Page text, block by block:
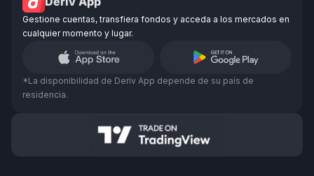
Gestione cuentas, transfiera fondos y acceda a los mercados en
cualquier momento y lugar.
*La disponibilidad de Deriv App depende de su país de
residencia.